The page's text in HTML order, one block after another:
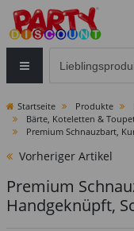
Startseite Produkte
Bärte, Koteletten &
Premium Schnauzbart,
Vorheriger Artikel
Premium
Handgeknüpft,